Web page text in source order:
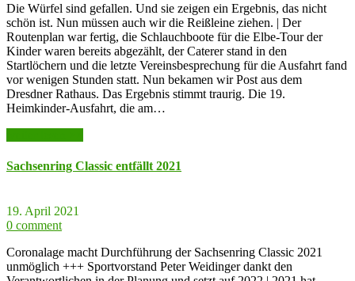
Die Würfel sind gefallen. Und sie zeigen ein Ergebnis, das nicht
schön ist. Nun müssen auch wir die Reißleine ziehen. | Der
Routenplan war fertig, die Schlauchboote für die Elbe-Tour der
Kinder waren bereits abgezählt, der Caterer stand in den
Startlöchern und die letzte Vereinsbesprechung für die Ausfahrt fand
vor wenigen Stunden statt. Nun bekamen wir Post aus dem
Dresdner Rathaus. Das Ergebnis stimmt traurig. Die 19.
Heimkinder-Ausfahrt, die am…
Sachsenring Classic entfällt 2021
19. April 2021
0 comment
Coronalage macht Durchführung der Sachsenring Classic 2021
unmöglich +++ Sportvorstand Peter Weidinger dankt den